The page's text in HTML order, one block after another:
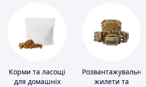
Корми та ласощі
для домашніх
Розвантажувальні
жилети та